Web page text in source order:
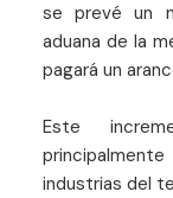
se prevé un
aduana de la
pagará un
Este
industrias del